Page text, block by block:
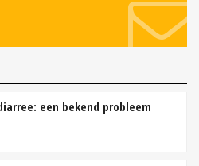
een bekend probleem